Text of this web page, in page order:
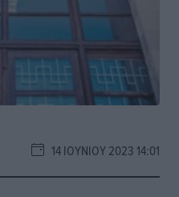
14 ΙΟΥΝΊΟΥ 2023 14:01